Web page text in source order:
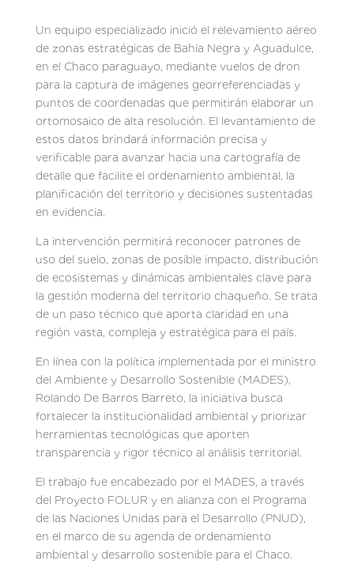
Un equipo especializado inició el relevamiento aéreo
de zonas estratégicas de Bahía Negra y Aguadulce,
en el Chaco paraguayo, mediante vuelos de dron
para la captura de imágenes georreferenciadas y
puntos de coordenadas que permitirán elaborar un
ortomosaico de alta resolución. El levantamiento de
estos datos brindará información precisa y
verificable para avanzar hacia una cartografía de
detalle que facilite el ordenamiento ambiental, la
planificación del territorio y decisiones sustentadas
en evidencia.
La intervención permitirá reconocer patrones de
uso del suelo, zonas de posible impacto, distribución
de ecosistemas y dinámicas ambientales clave para
la gestión moderna del territorio chaqueño. Se trata
de un paso técnico que aporta claridad en una
región vasta, compleja y estratégica para el país.
En línea con la política implementada por el ministro
del Ambiente y Desarrollo Sostenible (MADES),
Rolando De Barros Barreto, la iniciativa busca
fortalecer la institucionalidad ambiental y priorizar
herramientas tecnológicas que aporten
transparencia y rigor técnico al análisis territorial.
El trabajo fue encabezado por el MADES, a través
del Proyecto FOLUR y en alianza con el Programa
de las Naciones Unidas para el Desarrollo (PNUD),
en el marco de su agenda de ordenamiento
ambiental y desarrollo sostenible para el Chaco.